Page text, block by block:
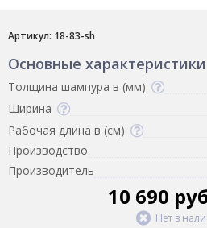
Артикул: 18-83-sh
Основные характеристики
Толщина шампура в (мм)
Ширина
Рабочая длина в (см)
Производство
Производитель
10 690
Нет в